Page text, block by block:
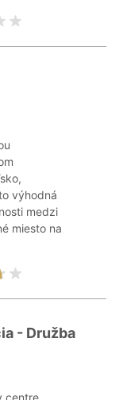
výhodná
medzi
miesto na
- Družba
centre